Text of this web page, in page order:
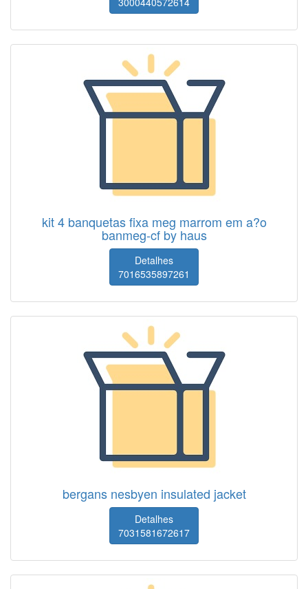
kit 4 banquetas fixa meg marrom em a?o
banmeg-cf by haus
Detalhes
7016535897261
bergans nesbyen insulated jacket
Detalhes
7031581672617